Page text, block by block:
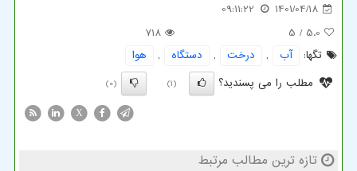
1401/04/18
09:11:22
5.0
/ 5
718
تگها:
آب , درخت , دستگاه ,
هوا
مطلب را می پسندید؟
(1)
(0)
X
تازه ترین مطالب مرتبط